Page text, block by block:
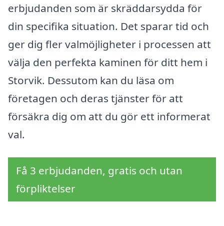
erbjudanden som är skräddarsydda för
din specifika situation. Det sparar tid och
ger dig fler valmöjligheter i processen att
välja den perfekta kaminen för ditt hem i
Storvik. Dessutom kan du läsa om
företagen och deras tjänster för att
försäkra dig om att du gör ett informerat
val.
Få 3 erbjudanden, gratis och utan
förpliktelser